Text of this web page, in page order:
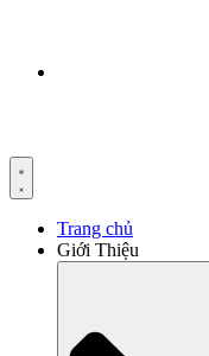
Trang chủ
Giới Thiệu